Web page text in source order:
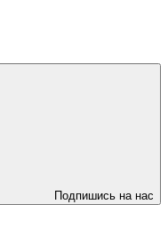
Подпишись на нас